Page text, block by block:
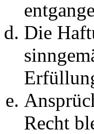
Die
Recht